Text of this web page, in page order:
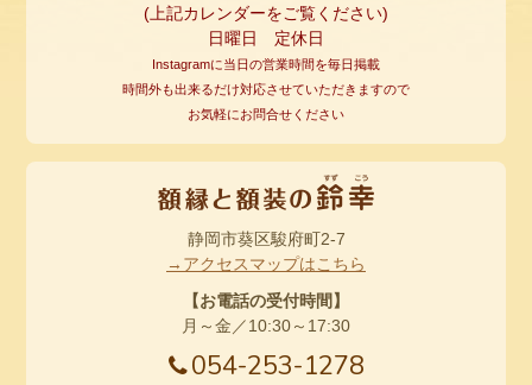
( 上記カレンダーをご覧ください)
日曜日 定休日
Instagramに当日の営業時間を毎日掲載
時間外も出来るだけ対応させていただきますので
お気軽にお問合せください
静岡市葵区駿府町2-7
→アクセスマップはこちら
【お電話の受付時間】
月～金／10:30～17:30
054-253-1278